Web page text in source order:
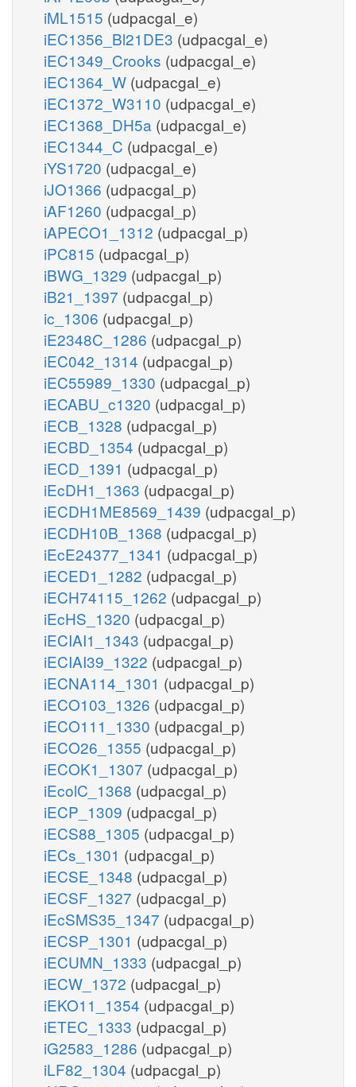
iML1515 (udpacgal_e)
iEC1356_Bl21DE3 (udpacgal_e)
iEC1349_Crooks (udpacgal_e)
iEC1364_W (udpacgal_e)
iEC1372_W3110 (udpacgal_e)
iEC1368_DH5a (udpacgal_e)
iEC1344_C (udpacgal_e)
iYS1720 (udpacgal_e)
iJO1366 (udpacgal_p)
iAF1260 (udpacgal_p)
iAPECO1_1312 (udpacgal_p)
iPC815 (udpacgal_p)
iBWG_1329 (udpacgal_p)
iB21_1397 (udpacgal_p)
ic_1306 (udpacgal_p)
iE2348C_1286 (udpacgal_p)
iEC042_1314 (udpacgal_p)
iEC55989_1330 (udpacgal_p)
iECABU_c1320 (udpacgal_p)
iECB_1328 (udpacgal_p)
iECBD_1354 (udpacgal_p)
iECD_1391 (udpacgal_p)
iEcDH1_1363 (udpacgal_p)
iECDH1ME8569_1439 (udpacgal_p)
iECDH10B_1368 (udpacgal_p)
iEcE24377_1341 (udpacgal_p)
iECED1_1282 (udpacgal_p)
iECH74115_1262 (udpacgal_p)
iEcHS_1320 (udpacgal_p)
iECIAI1_1343 (udpacgal_p)
iECIAI39_1322 (udpacgal_p)
iECNA114_1301 (udpacgal_p)
iECO103_1326 (udpacgal_p)
iECO111_1330 (udpacgal_p)
iECO26_1355 (udpacgal_p)
iECOK1_1307 (udpacgal_p)
iEcolC_1368 (udpacgal_p)
iECP_1309 (udpacgal_p)
iECS88_1305 (udpacgal_p)
iECs_1301 (udpacgal_p)
iECSE_1348 (udpacgal_p)
iECSF_1327 (udpacgal_p)
iEcSMS35_1347 (udpacgal_p)
iECSP_1301 (udpacgal_p)
iECUMN_1333 (udpacgal_p)
iECW_1372 (udpacgal_p)
iEKO11_1354 (udpacgal_p)
iETEC_1333 (udpacgal_p)
iG2583_1286 (udpacgal_p)
iLF82_1304 (udpacgal_p)